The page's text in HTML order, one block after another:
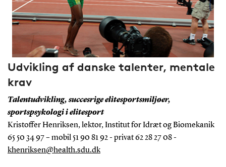
Udvikling af danske talenter, mentale
krav
Talentudvikling, succesrige elitesportsmiljøer,
sportspsykologi i elitesport
Kristoffer Henriksen, lektor, Institut for Idræt og Biomekanik
65 50 34 97 – mobil 51 90 81 92 - privat 62 28 27 08 -
khenriksen@health.sdu.dk